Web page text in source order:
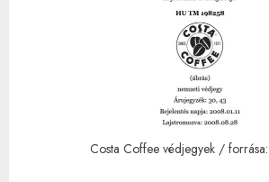
Costa Coffee védjegyek /